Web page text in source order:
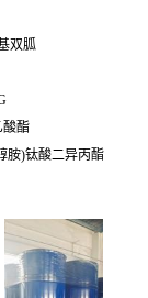
双胍
酸酯
胺)钛酸二异丙酯